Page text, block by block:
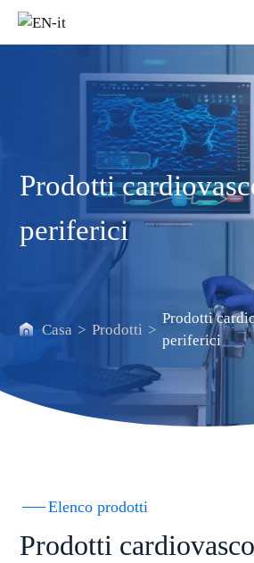
Prodotti
cardiovascolari
Prodotti
periferici
Casa > Prodotti >
Prodotti
periferici
Elenco prodotti
Prodotti